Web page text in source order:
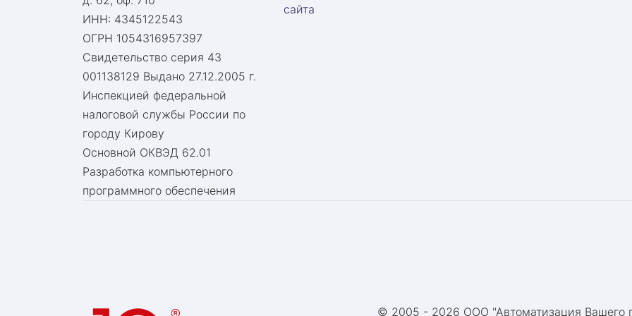
ИНН: 4345122543
ОГРН 1054316957397
Свидетельство серия 43
001138129 Выдано 27.12.2005 г.
Инспекцией федеральной
налоговой службы России по
городу Кирову
Основной ОКВЭД 62.01
Разработка компьютерного
программного обеспечения
сайта
© 2005 - 2026 ООО "Автоматизация Вашего